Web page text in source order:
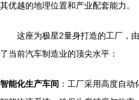
其优越的地理位置和产业配套能力。
这座为极星2量身打造的工厂，
了当前汽车制造业的顶尖水平：
智能化生产车间 ：工厂采用高度自